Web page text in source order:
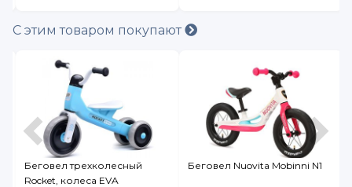
С этим товаром покупают
Беговел трехколесный
Rocket, колеса EVA
Беговел Nuovita Mobinni N1